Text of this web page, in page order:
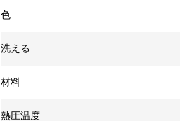
色
洗える
材料
熱圧温度